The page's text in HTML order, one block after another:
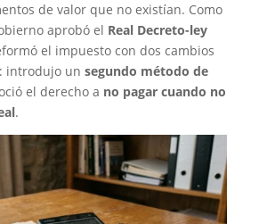
de valor que no existían. Como
aprobó el Real Decreto-ley
el impuesto con dos cambios
introdujo un segundo método de
el derecho a no pagar cuando no
.